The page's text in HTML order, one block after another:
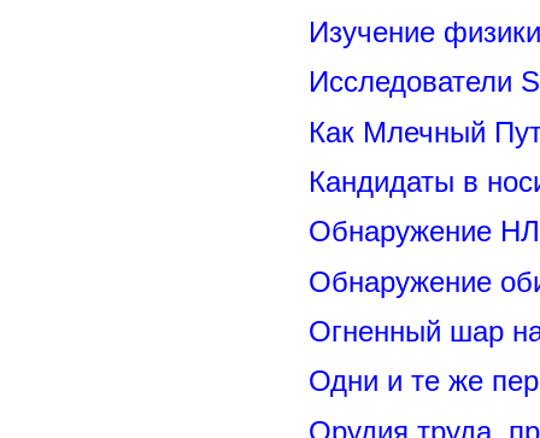
Изучение
Исследователи
Как Млечный
Кандидаты в
Обнаружение
Обнаружение
Огненный шар
Одни и те же
Орудия труда,